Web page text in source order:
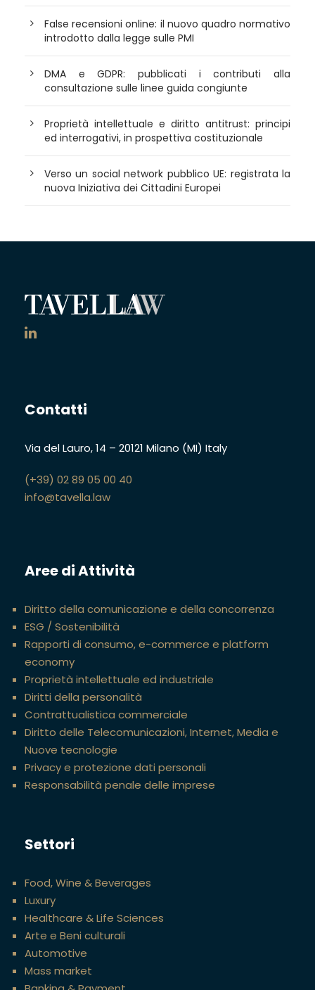
False recensioni online: il nuovo quadro normativo
introdotto dalla legge sulle PMI
DMA e GDPR: pubblicati i contributi alla
consultazione sulle linee guida congiunte
Proprietà intellettuale e diritto antitrust: principi
ed interrogativi, in prospettiva costituzionale
Verso un social network pubblico UE: registrata la
nuova Iniziativa dei Cittadini Europei
Contatti
Via del Lauro, 14 – 20121 Milano (MI) Italy
(+39) 02 89 05 00 40
info@tavella.law
Aree di Attività
Diritto della comunicazione e della concorrenza
ESG / Sostenibilità
Rapporti di consumo, e-commerce e platform
economy
Proprietà intellettuale ed industriale
Diritti della personalità
Contrattualistica commerciale
Diritto delle Telecomunicazioni, Internet, Media e
Nuove tecnologie
Privacy e protezione dati personali
Responsabilità penale delle imprese
Settori
Food, Wine & Beverages
Luxury
Healthcare & Life Sciences
Arte e Beni culturali
Automotive
Mass market